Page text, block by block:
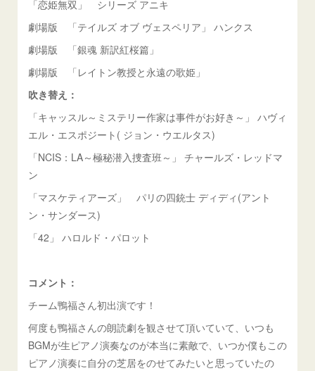
「恋姫無双」 シリーズ アニキ
劇場版 「テイルズ オブ ヴェスペリア」 ハンクス
劇場版 「銀魂 新訳紅桜篇」
劇場版 「レイトン教授と永遠の歌姫」
吹き替え：
「キャッスル～ミステリー作家は事件がお好き～」 ハヴィ
エル・エスポジート( ジョン・ウエルタス)
「NCIS：LA～極秘潜入捜査班～」 チャールズ・レッドマ
ン
「マスケティアーズ」 パリの四銃士 ディディ(アント
ン・サンダース)
「42」 ハロルド・パロット
コメント：
チーム鴨福さん初出演です！
何度も鴨福さんの朗読劇を観させて頂いていて、いつも
BGMが生ピアノ演奏なのが本当に素敵で、いつか僕もこの
ピアノ演奏に自分の芝居をのせてみたいと思っていたの